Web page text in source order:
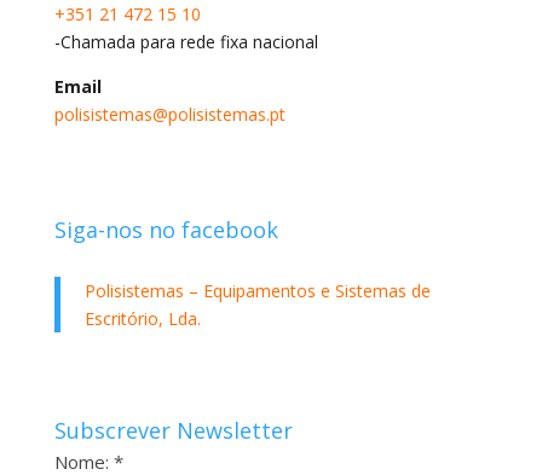
+351 21 472 15 10
-Chamada para rede fixa nacional
Email
polisistemas@polisistemas.pt
Siga-nos no facebook
Polisistemas – Equipamentos e Sistemas de
Escritório, Lda.
Subscrever Newsletter
Nome: *